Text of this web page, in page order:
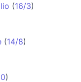
(16/3)
(14/8)
)